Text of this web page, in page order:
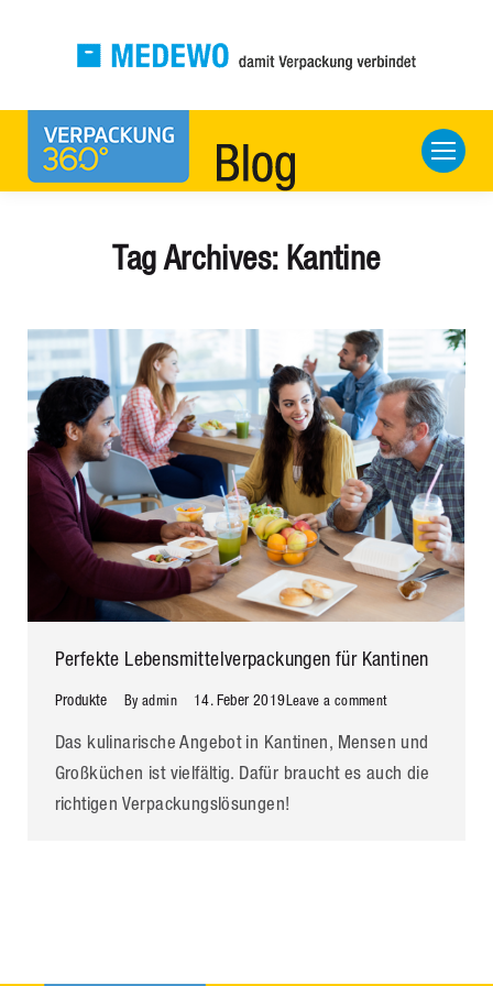
Tag Archives: Kantine
Perfekte Lebensmittelverpackungen für Kantinen
Produkte By admin 14. Feber 2019Leave a comment
Das kulinarische Angebot in Kantinen, Mensen und
Großküchen ist vielfältig. Dafür braucht es auch die
richtigen Verpackungslösungen!